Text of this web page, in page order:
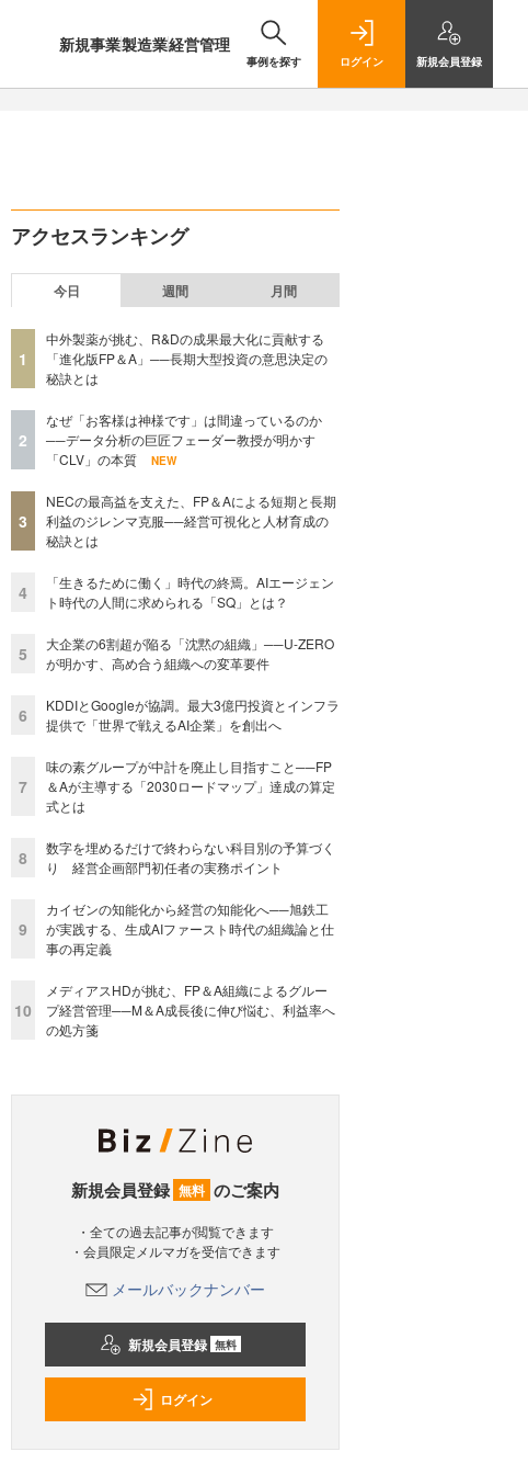
新規事業製造業経営管理
事例を探す ログイン 新規会員登録
アクセスランキング
今日 週間 月間
1
中外製薬が挑む、R&Dの成果最大化に貢献する
「進化版FP＆A」──長期大型投資の意思決定の
秘訣とは
2
なぜ「お客様は神様です」は間違っているのか
──データ分析の巨匠フェーダー教授が明かす
「CLV」の本質
NEW
3
NECの最高益を支えた、FP＆Aによる短期と長期
利益のジレンマ克服──経営可視化と人材育成の
秘訣とは
4
「生きるために働く」時代の終焉。AIエージェン
ト時代の人間に求められる「SQ」とは？
5
大企業の6割超が陥る「沈黙の組織」──U-ZERO
が明かす、高め合う組織への変革要件
6
KDDIとGoogleが協調。最大3億円投資とインフラ
提供で「世界で戦えるAI企業」を創出へ
7
味の素グループが中計を廃止し目指すこと──FP
＆Aが主導する「2030ロードマップ」達成の算定
式とは
8
数字を埋めるだけで終わらない科目別の予算づく
り 経営企画部門初任者の実務ポイント
9
カイゼンの知能化から経営の知能化へ──旭鉄工
が実践する、生成AIファースト時代の組織論と仕
事の再定義
10
メディアスHDが挑む、FP＆A組織によるグルー
プ経営管理──M＆A成長後に伸び悩む、利益率へ
の処方箋
新規会員登録 無料 のご案内
・全ての過去記事が閲覧できます
・会員限定メルマガを受信できます
メールバックナンバー
新規会員登録 無料
ログイン